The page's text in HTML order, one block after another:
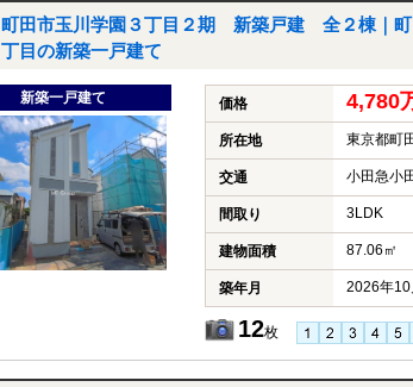
町田市玉川学園３丁目２期 新築戸建 全２棟｜町
丁目の新築一戸建て
新築一戸建て 価格 4,780
所在地 東京都町
交通 小田急小
間取り 3LDK
建物面積 87.06㎡
築年月 2026年10
12枚